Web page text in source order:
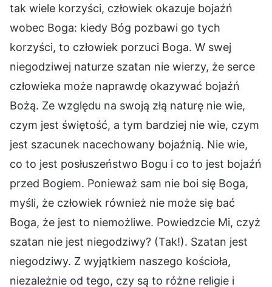
tak wiele korzyści, człowiek okazuje bojaźń
wobec Boga: kiedy Bóg pozbawi go tych
korzyści, to człowiek porzuci Boga. W swej
niegodziwej naturze szatan nie wierzy, że serce
człowieka może naprawdę okazywać bojaźń
Bożą. Ze względu na swoją złą naturę nie wie,
czym jest świętość, a tym bardziej nie wie, czym
jest szacunek nacechowany bojaźnią. Nie wie,
co to jest posłuszeństwo Bogu i co to jest bojaźń
przed Bogiem. Ponieważ sam nie boi się Boga,
myśli, że człowiek również nie może się bać
Boga, że jest to niemożliwe. Powiedzcie Mi, czyż
szatan nie jest niegodziwy? (Tak!). Szatan jest
niegodziwy. Z wyjątkiem naszego kościoła,
niezależnie od tego, czy są to różne religie i